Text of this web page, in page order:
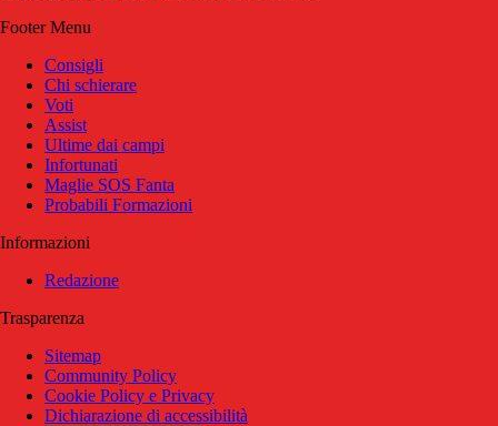
Footer Menu
Consigli
Chi schierare
Voti
Assist
Ultime dai campi
Infortunati
Maglie SOS Fanta
Probabili Formazioni
Informazioni
Redazione
Trasparenza
Sitemap
Community Policy
Cookie Policy e Privacy
Dichiarazione di accessibilità